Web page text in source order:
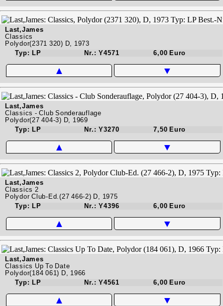
Last,James
Classics
Polydor(2371 320) D, 1973
Typ: LP
Nr.: Y4571 6,00 Euro
▲ ▼
Last,James
Classics - Club Sonderauflage
Polydor(27 404-3) D, 1969
Typ: LP
Nr.: Y3270 7,50 Euro
▲ ▼
Last,James
Classics 2
Polydor Club-Ed.(27 466-2) D, 1975
Typ: LP
Nr.: Y4396 6,00 Euro
▲ ▼
Last,James
Classics Up To Date
Polydor(184 061) D, 1966
Typ: LP
Nr.: Y4561 6,00 Euro
▲ ▼